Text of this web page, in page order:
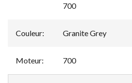
700
Couleur: Granite Grey
Moteur: 700